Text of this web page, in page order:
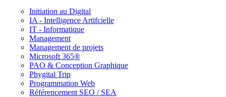
Initiation au Digital
IA - Intelligence Artifcielle
IT - Informatique
Management
Management de projets
Microsoft 365®
PAO & Conception Graphique
Phygital Trip
Programmation Web
Référencement SEO / SEA